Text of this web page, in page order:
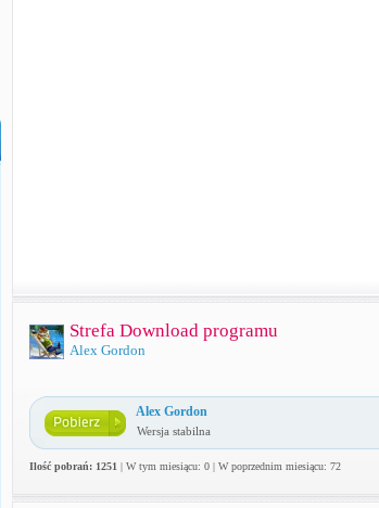
Strefa Download programu
Alex Gordon
Alex Gordon
Wersja stabilna
Ilość pobrań: 1251 | W tym miesiącu: 0 | W poprzednim miesiącu: 72